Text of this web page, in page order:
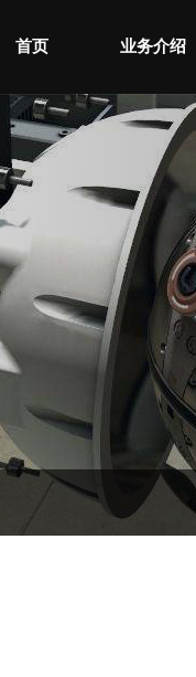
首页 业务介绍
智慧工厂业务
智慧城市业务
可视化业务